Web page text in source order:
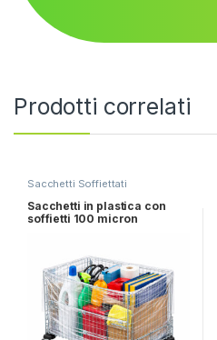
Prodotti correlati
Sacchetti Soffiettati
Sacchetti in plastica con
soffietti 100 micron